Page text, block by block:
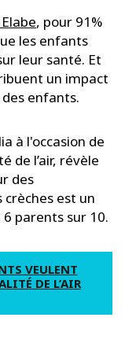
, pour 91%
les enfants
leur santé. Et
un impact
enfants.
à l'occasion de
de l’air, révèle
des
est un
parents sur 10.
VEULENT
DE L’AIR